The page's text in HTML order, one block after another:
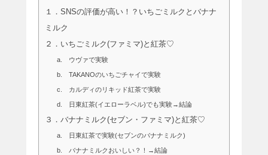
１．SNSの評価が高い！？いちごミルクとバナナ
ミルク
２．いちごミルク(ファミマ)と紅茶♡
a. ウヴァで実験
b. TAKANOのいちごチャイで実験
c. カルディのリキッド紅茶で実験
d. 日東紅茶(イエローラベル)でも実験→結論
３．バナナミルク(セブン・ファミマ)と紅茶♡
a. 日東紅茶で実験(セブンのバナナミルク)
b. バナナミルクおいしい？！→結論